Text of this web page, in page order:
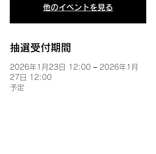
他のイベントを見る
抽選受付期間
2026年1月23日 12:00 – 2026年1月
27日 12:00
予定